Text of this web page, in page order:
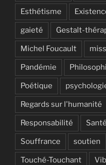
Esthétisme
gaieté Gestalt-
Michel Foucault
Pandémie
Poétique
Regards sur l'humanité
Responsabilité Santé
Souffrance soutien
Touché-Touchant